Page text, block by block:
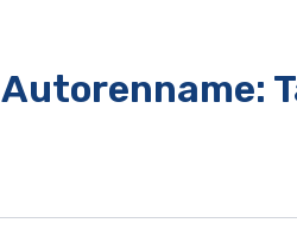
Autorenname: